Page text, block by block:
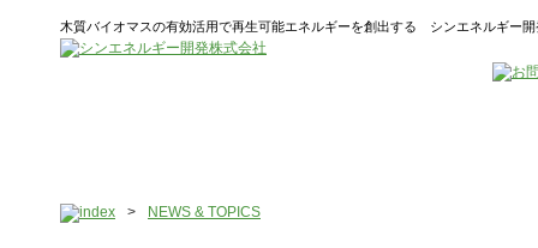
木質バイオマスの有効活用で再生可能エネルギーを創出する シンエネルギー開
> NEWS & TOPICS